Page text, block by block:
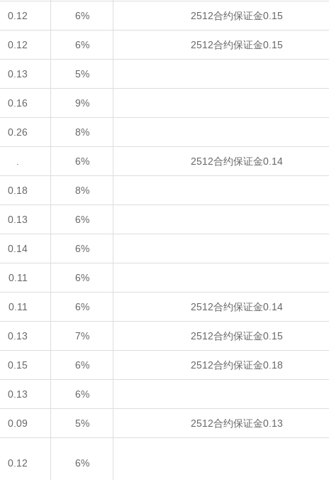
0.12 6% 2512合约保证金0.15
0.12 6% 2512合约保证金0.15
0.13 5%
0.16 9%
0.26 8%
6% 2512合约保证金0.14
0.18 8%
0.13 6%
0.14 6%
0.11 6%
0.11 6% 2512合约保证金0.14
0.13 7% 2512合约保证金0.15
0.15 6% 2512合约保证金0.18
0.13 6%
0.09 5% 2512合约保证金0.13
0.12 6%